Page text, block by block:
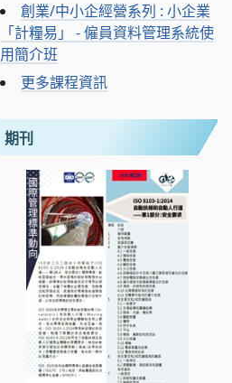
創業/中小企經營系列 : 小企業
「計糧易」 - 僱員資料管理系統使
用簡介班
更多課程資訊
期刊